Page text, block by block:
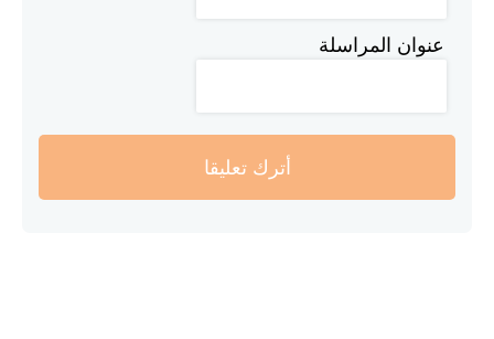
عنوان المراسلة
أترك تعليقا